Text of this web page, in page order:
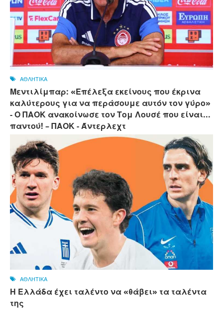
ΑΘΛΗΤΙΚΑ
Μεντιλίμπαρ: «Επέλεξα εκείνους που έκρινα
καλύτερους για να περάσουμε αυτόν τον γύρο»
- Ο ΠΑΟΚ ανακοίνωσε τον Τομ Λουσέ που είναι...
παντού! – ΠΑΟΚ - Άντερλεχτ
ΑΘΛΗΤΙΚΑ
Η Ελλάδα έχει ταλέντο να «θάβει» τα ταλέντα
της